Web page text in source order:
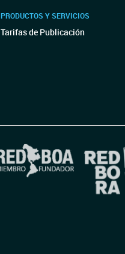
PRODUCTOS Y SERVICIOS
Tarifas de Publicación